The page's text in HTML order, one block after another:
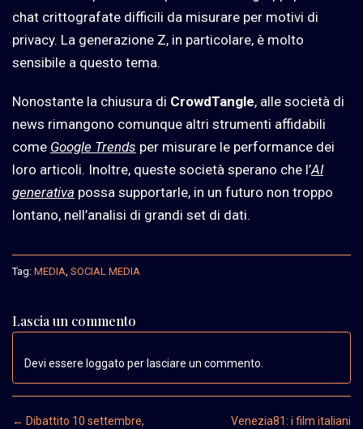
chat crittografate difficili da misurare per motivi di
privacy. La generazione Z, in particolare, è molto
sensibile a questo tema.
Nonostante la chiusura di CrowdTangle, alle società di
news rimangono comunque altri strumenti affidabili
come Google Trends per misurare le performance dei
loro articoli. Inoltre, queste società sperano che l’AI
generativa possa supportarle, in un futuro non troppo
lontano, nell’analisi di grandi set di dati.
Tag: MEDIA SOCIAL MEDIA
Lascia un commento
Devi essere loggato per lasciare un commento.
Post navigation
← Dibattito 10 settembre,
Venezia81: i film italiani